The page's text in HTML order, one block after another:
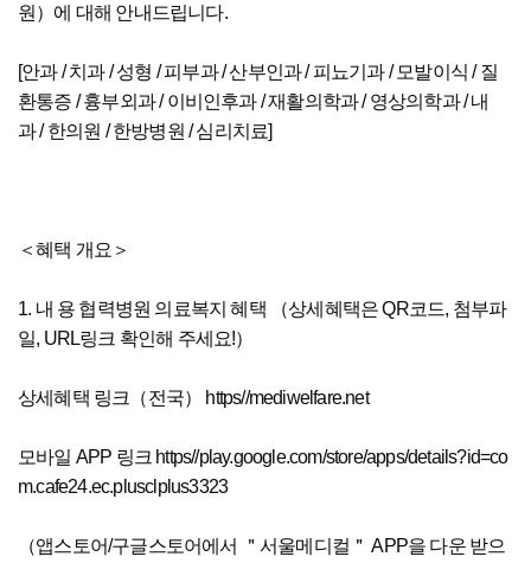
원）에 대해 안내드립니다.
[안과 / 치과 / 성형 / 피부과 / 산부인과 / 피뇨기과 / 모발이식 / 질
환통증 / 흉부외과 / 이비인후과 / 재활의학과 / 영상의학과 / 내
과 / 한의원 / 한방병원 / 심리치료]
＜혜택 개요＞
1. 내 용 협력병원 의료복지 혜택 （상세혜택은 QR코드, 첨부파
일, URL링크 확인해 주세요!）
상세혜택 링크（전국） https//mediwelfare.net
모바일 APP 링크 https//play.google.com/store/apps/details?id=co
m.cafe24.ec.plusclplus3323
（앱스토어/구글스토어에서 ＂서울메디컬＂ APP을 다운 받으